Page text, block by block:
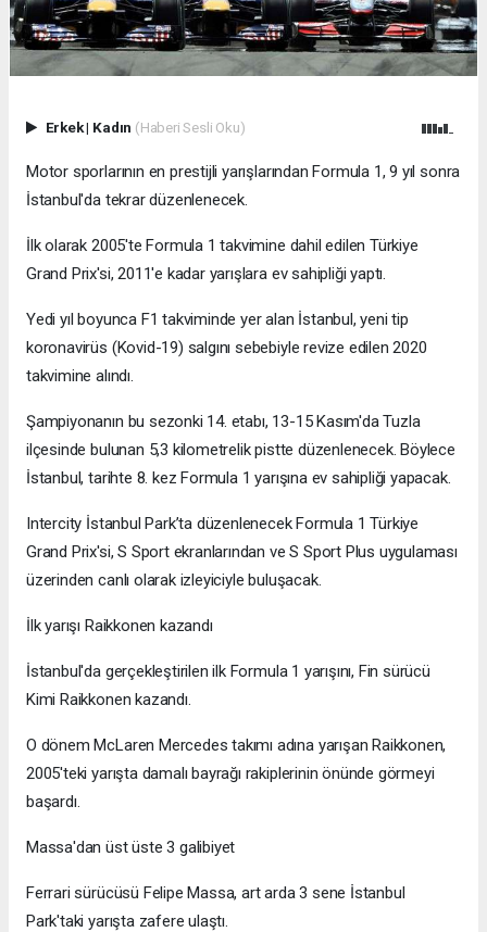
Erkek| Kadın (Haberi Sesli Oku)
Motor sporlarının en prestijli yarışlarından Formula 1, 9 yıl sonra
İstanbul'da tekrar düzenlenecek.
İlk olarak 2005'te Formula 1 takvimine dahil edilen Türkiye
Grand Prix'si, 2011'e kadar yarışlara ev sahipliği yaptı.
Yedi yıl boyunca F1 takviminde yer alan İstanbul, yeni tip
koronavirüs (Kovid-19) salgını sebebiyle revize edilen 2020
takvimine alındı.
Şampiyonanın bu sezonki 14. etabı, 13-15 Kasım'da Tuzla
ilçesinde bulunan 5,3 kilometrelik pistte düzenlenecek. Böylece
İstanbul, tarihte 8. kez Formula 1 yarışına ev sahipliği yapacak.
Intercity İstanbul Park’ta düzenlenecek Formula 1 Türkiye
Grand Prix'si, S Sport ekranlarından ve S Sport Plus uygulaması
üzerinden canlı olarak izleyiciyle buluşacak.
İlk yarışı Raikkonen kazandı
İstanbul'da gerçekleştirilen ilk Formula 1 yarışını, Fin sürücü
Kimi Raikkonen kazandı.
O dönem McLaren Mercedes takımı adına yarışan Raikkonen,
2005'teki yarışta damalı bayrağı rakiplerinin önünde görmeyi
başardı.
Massa'dan üst üste 3 galibiyet
Ferrari sürücüsü Felipe Massa, art arda 3 sene İstanbul
Park'taki yarışta zafere ulaştı.